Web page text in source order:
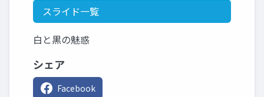
スライド一覧
白と黒の魅惑
シェア
Facebook